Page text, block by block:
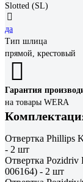
Slotted (SL)
да
Тип шлица
прямой, крестовый
Гарантия
на товары WERA
Отвертка Phillips
- 2 шт
Отвертка Pozidriv
006164) - 2 шт